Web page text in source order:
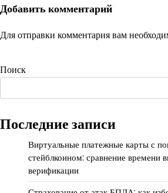
Добавить комментарий
Для отправки комментария вам
Поиск
Последние записи
Виртуальные платежные карты с
стейблкоином: сравнение времени
верификации